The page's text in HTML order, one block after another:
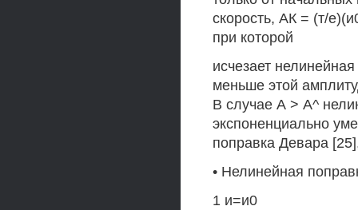
скорость, АК = (т/
при которой
исчезает
меньше этой
В случае А > А^
экспоненциально
поправка Девара
• Нелинейная
1 и=и0